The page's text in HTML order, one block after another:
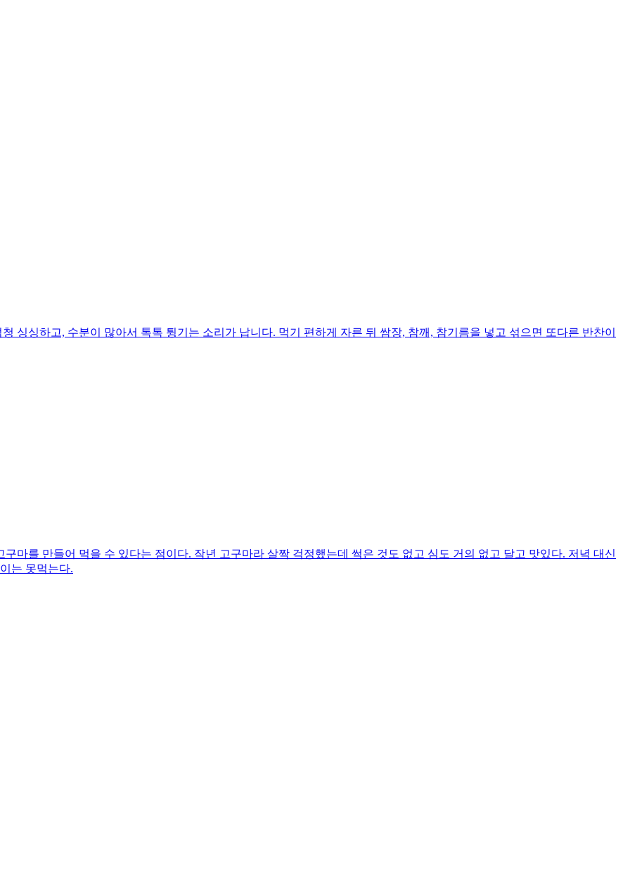
싱싱하고, 수분이 많아서 톡톡 튕기는 소리가 납니다. 먹기 편하게 자른 뒤 쌈장, 참깨, 참기름을 넣고 섞으면 또다른 반찬이
마를 만들어 먹을 수 있다는 점이다. 작년 고구마라 살짝 걱정했는데 썩은 것도 없고 심도 거의 없고 달고 맛있다. 저녁 대신
는 못먹는다.